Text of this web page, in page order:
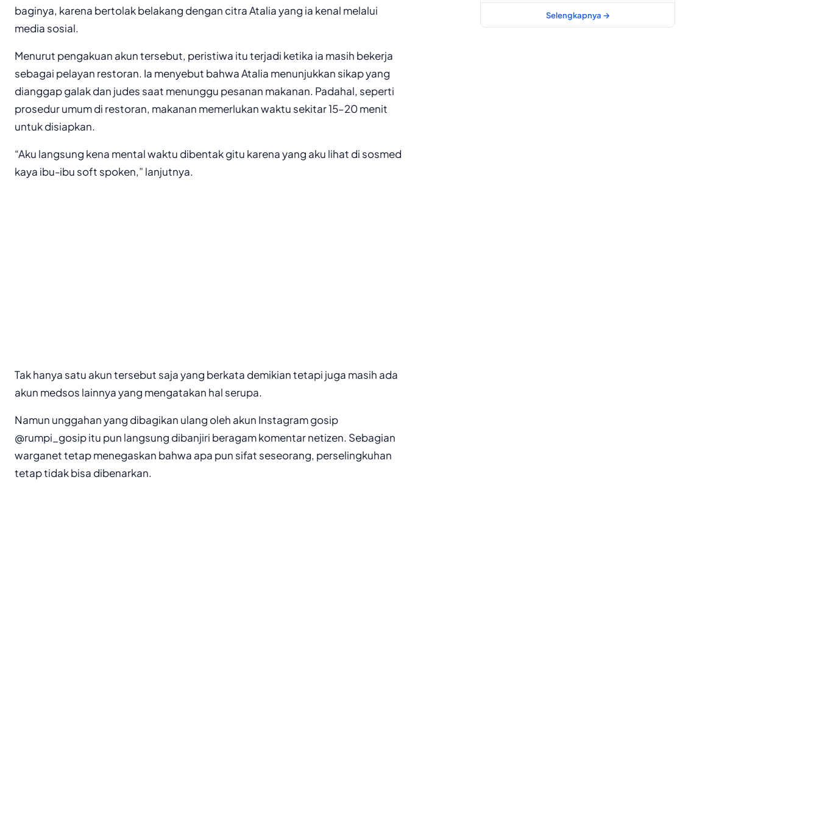
baginya, karena bertolak belakang dengan citra Atalia yang ia kenal melalui
media sosial.
Menurut pengakuan akun tersebut, peristiwa itu terjadi ketika ia masih bekerja
sebagai pelayan restoran. Ia menyebut bahwa Atalia menunjukkan sikap yang
dianggap galak dan judes saat menunggu pesanan makanan. Padahal, seperti
prosedur umum di restoran, makanan memerlukan waktu sekitar 15–20 menit
untuk disiapkan.
“Aku langsung kena mental waktu dibentak gitu karena yang aku lihat di sosmed
kaya ibu-ibu soft spoken,” lanjutnya.
Tak hanya satu akun tersebut saja yang berkata demikian tetapi juga masih ada
akun medsos lainnya yang mengatakan hal serupa.
Namun unggahan yang dibagikan ulang oleh akun Instagram gosip
@rumpi_gosip itu pun langsung dibanjiri beragam komentar netizen. Sebagian
warganet tetap menegaskan bahwa apa pun sifat seseorang, perselingkuhan
tetap tidak bisa dibenarkan.
Selengkapnya →